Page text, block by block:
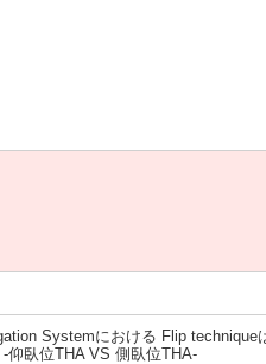
Systemにおける Flip technique
臥位THA VS 側臥位THA-